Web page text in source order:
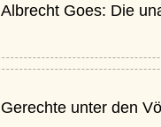
Albrecht Goes: Die
Gerechte unter den